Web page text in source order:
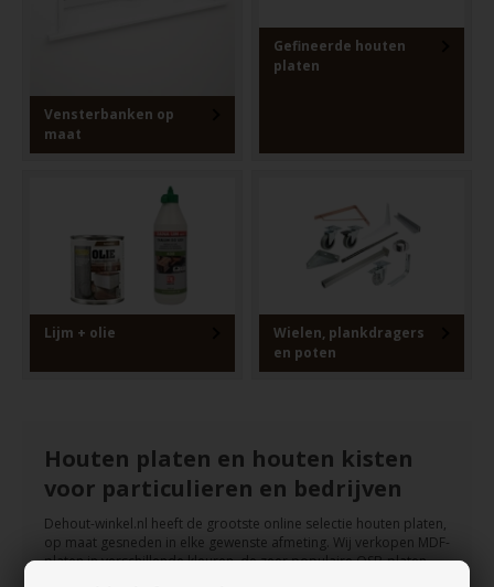
Vensterbanken op
maat
Gefineerde houten
platen
Lijm + olie
Wielen, plankdragers
en poten
Houten platen en houten kisten
voor particulieren en bedrijven
Dehout-winkel.nl heeft de grootste online selectie houten platen,
op maat gesneden in elke gewenste afmeting. Wij verkopen MDF-
platen in verschillende kleuren, de zeer populaire OSB-platen,